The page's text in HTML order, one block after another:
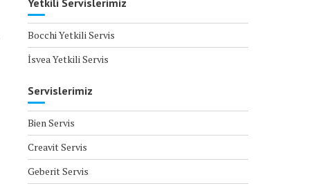
Yetkili Servislerimiz
Bocchi Yetkili Servis
İsvea Yetkili Servis
Servislerimiz
Bien Servis
Creavit Servis
Geberit Servis